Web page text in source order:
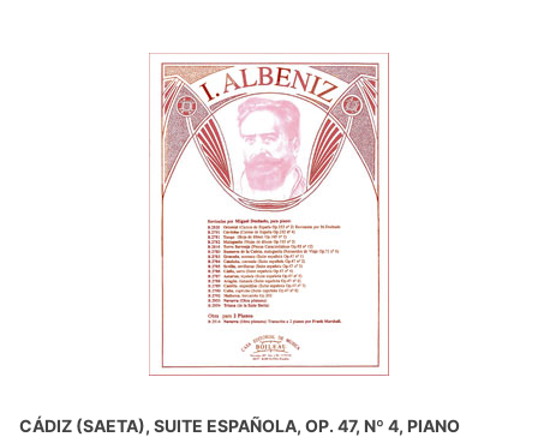
CÁDIZ (SAETA), SUITE ESPAÑOLA, OP. 47, Nº 4, PIANO